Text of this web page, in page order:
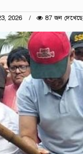
2026 87 জন দেখেছে